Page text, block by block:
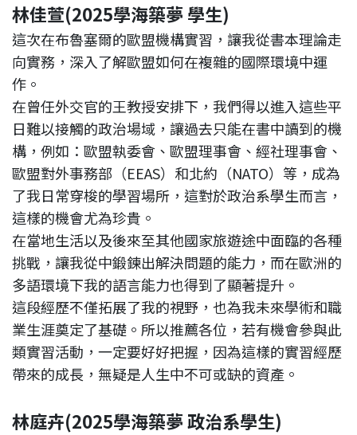
林佳萱(2025學海築夢 學生)
這次在布魯塞爾的歐盟機構實習，讓我從書本理論走
向實務，深入了解歐盟如何在複雜的國際環境中運
作。
在曾任外交官的王教授安排下，我們得以進入這些平
日難以接觸的政治場域，讓過去只能在書中讀到的機
構，例如：歐盟執委會、歐盟理事會、經社理事會、
歐盟對外事務部（EEAS）和北約（NATO）等，成為
了我日常穿梭的學習場所，這對於政治系學生而言，
這樣的機會尤為珍貴。
在當地生活以及後來至其他國家旅遊途中面臨的各種
挑戰，讓我從中鍛鍊出解決問題的能力，而在歐洲的
多語環境下我的語言能力也得到了顯著提升。
這段經歷不僅拓展了我的視野，也為我未來學術和職
業生涯奠定了基礎。所以推薦各位，若有機會參與此
類實習活動，一定要好好把握，因為這樣的實習經歷
帶來的成長，無疑是人生中不可或缺的資產。
林庭卉(2025學海築夢 政治系學生)